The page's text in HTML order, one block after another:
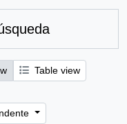
Table view